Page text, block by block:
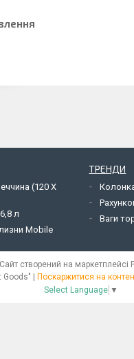
(120 Х
л
Mobile
ТРЕНДИ
Ваги
Сайт створений на маркетплейсі
Поскаржитися на
Select Language ▼